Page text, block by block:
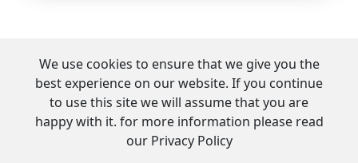
We use cookies to ensure that we give you the
best experience on our website. If you continue
to use this site we will assume that you are
happy with it. for more information please read
our Privacy Policy